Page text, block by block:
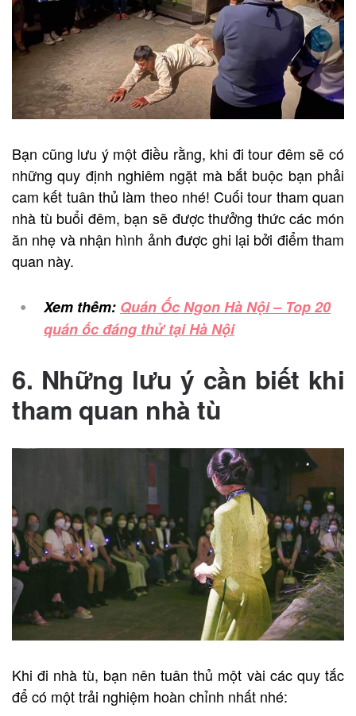
Bạn cũng lưu ý một điều rằng, khi đi tour đêm sẽ có
những quy định nghiêm ngặt mà bắt buộc bạn phải
cam kết tuân thủ làm theo nhé! Cuối tour tham quan
nhà tù buổi đêm, bạn sẽ được thưởng thức các món
ăn nhẹ và nhận hình ảnh được ghi lại bởi điểm tham
quan này.
Xem thêm: Quán Ốc Ngon Hà Nội – Top 20
quán ốc đáng thử tại Hà Nội
6. Những lưu ý cần biết khi
tham quan nhà tù
Khi đi nhà tù, bạn nên tuân thủ một vài các quy tắc
để có một trải nghiệm hoàn chỉnh nhất nhé: